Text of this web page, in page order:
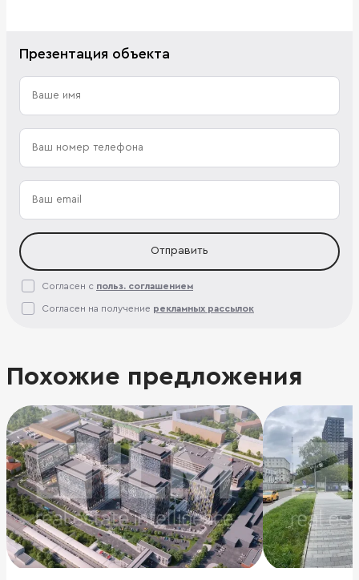
Презентация объекта
Отправить
Согласен с польз. соглашением
Согласен на получение рекламных рассылок
Похожие предложения